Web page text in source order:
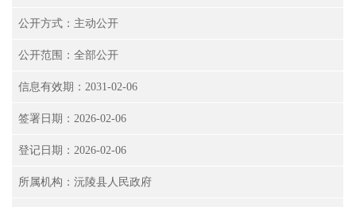
公开方式：主动公开
公开范围：全部公开
信息有效期：2031-02-06
签署日期：2026-02-06
登记日期：2026-02-06
所属机构：沅陵县人民政府